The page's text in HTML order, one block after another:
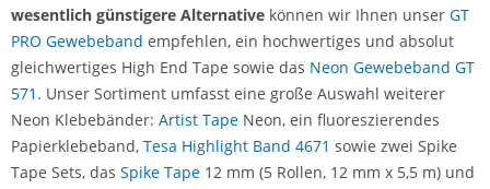
wesentlich günstigere Alternative können wir Ihnen unser GT
PRO Gewebeband empfehlen, ein hochwertiges und absolut
gleichwertiges High End Tape sowie das Neon Gewebeband GT
571 . Unser Sortiment umfasst eine große Auswahl weiterer
Neon Klebebänder: Artist Tape Neon, ein fluoreszierendes
Papierklebeband, Tesa Highlight Band 4671 sowie zwei Spike
Tape Sets, das Spike Tape 12 mm (5 Rollen, 12 mm x 5,5 m) und